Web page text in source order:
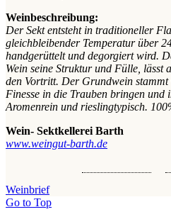
Weinbeschreibung:
Der Sekt entsteht in traditioneller
gleichbleibender Temperatur über
handgerüttelt und degorgiert wird.
Wein seine Struktur und Fülle, lässt
den Vortritt. Der Grundwein
Finesse in die Trauben bringen und
Aromenrein und rieslingtypisch.
Wein- Sektkellerei Barth
www.weingut-barth.de
Weinbrief
Go to Top